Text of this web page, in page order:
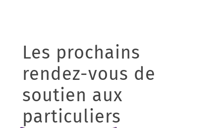
Les prochains
rendez-vous de
soutien aux
particuliers